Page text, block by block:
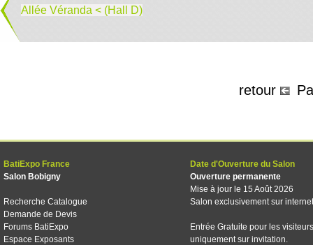
Allée Véranda < (Hall D)
retour
BatiExpo France
Salon Bobigny
Recherche Catalogue
Demande de Devis
Forums BatiExpo
Espace Exposants
Date d'Ouverture du Salon
Ouverture permanente
Mise à jour le 15 Août 2026
Salon exclusivement sur internet
Entrée Gratuite pour les visiteurs
uniquement sur invitation.